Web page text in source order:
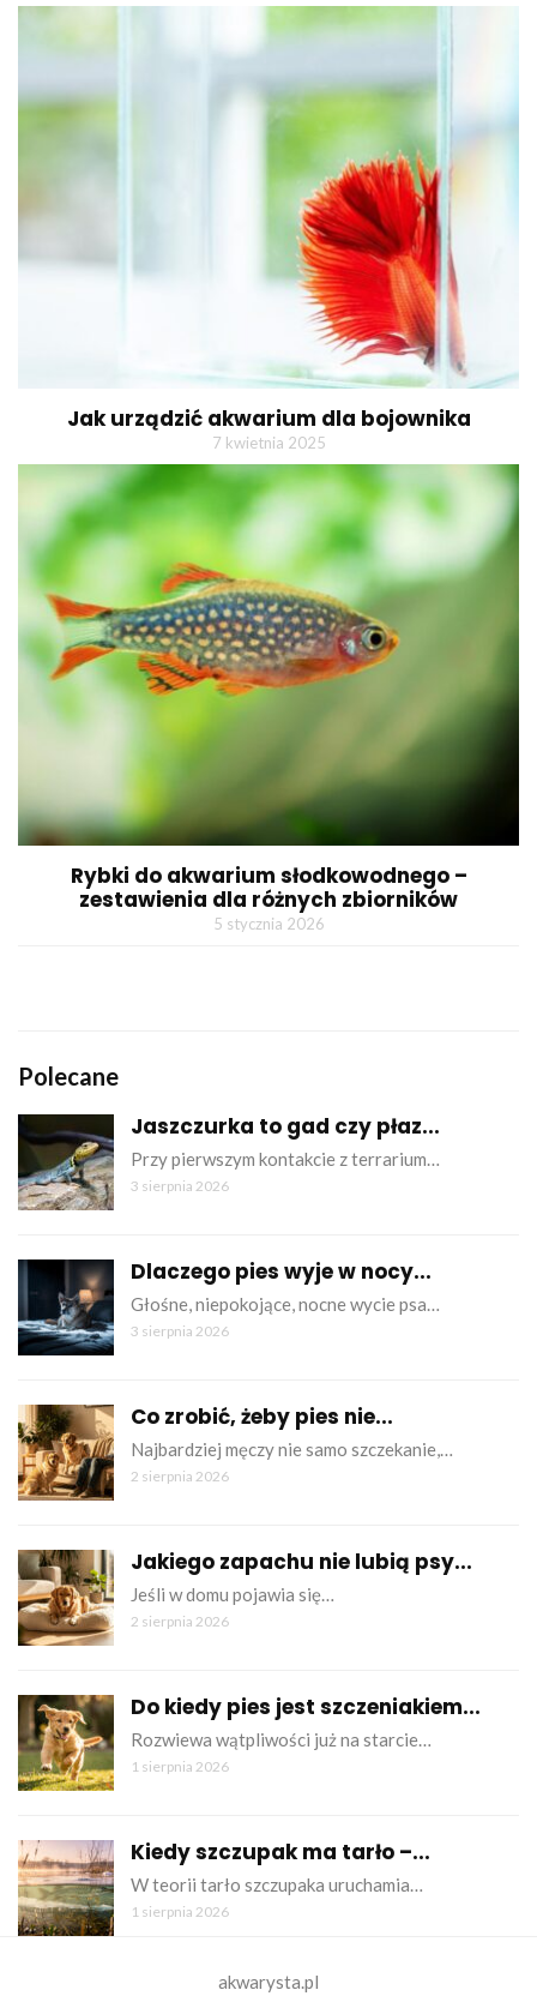
Jak urządzić akwarium dla bojownika
7 kwietnia 2025
Rybki do akwarium słodkowodnego –
zestawienia dla różnych zbiorników
5 stycznia 2026
Polecane
Jaszczurka to gad czy płaz...
Przy pierwszym kontakcie z terrarium…
3 sierpnia 2026
Dlaczego pies wyje w nocy...
Głośne, niepokojące, nocne wycie psa…
3 sierpnia 2026
Co zrobić, żeby pies nie...
Najbardziej męczy nie samo szczekanie,…
2 sierpnia 2026
Jakiego zapachu nie lubią psy...
Jeśli w domu pojawia się…
2 sierpnia 2026
Do kiedy pies jest szczeniakiem...
Rozwiewa wątpliwości już na starcie…
1 sierpnia 2026
Kiedy szczupak ma tarło –...
W teorii tarło szczupaka uruchamia…
1 sierpnia 2026
akwarysta.pl